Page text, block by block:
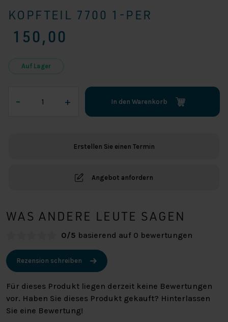
KOPFTEIL 7700 1-PER
150,00
Auf Lager
–
7700
+ In den Warenkorb
Erstellen Sie einen Termin
Angebot anfordern
WAS ANDERE LEUTE SAGEN
0/5 basierend auf 0 bewertungen
Rezension schreiben
Für dieses Produkt liegen derzeit keine Bewertungen
vor. Haben Sie dieses Produkt gekauft? Hinterlassen
Sie eine Bewertung!